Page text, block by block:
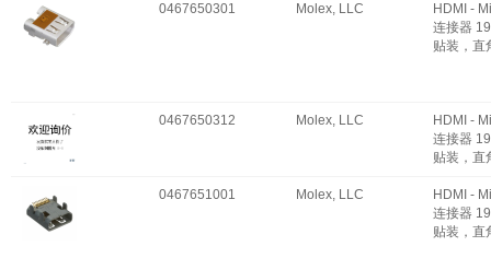
0467650301 Molex, LLC
HDMI -
连接器
贴装，直
0467650312 Molex, LLC
HDMI -
连接器
贴装，直
0467651001 Molex, LLC
HDMI -
连接器
贴装，直